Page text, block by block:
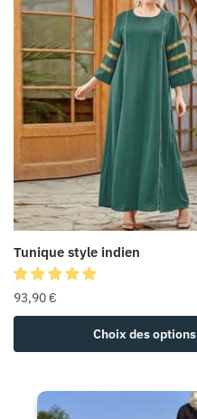
Tunique style indien
93,90€
Choix des options